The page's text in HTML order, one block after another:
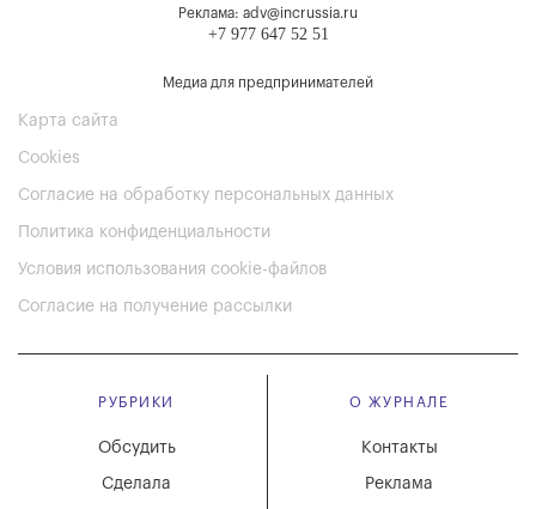
Реклама: adv@incrussia.ru
+7 977 647 52 51
Медиа для предпринимателей
Карта сайта
Cookies
Согласие на обработку персональных данных
Политика конфиденциальности
Условия использования cookie-файлов
Согласие на получение рассылки
РУБРИКИ
Обсудить
Сделала
О ЖУРНАЛЕ
Реклама
Контакты